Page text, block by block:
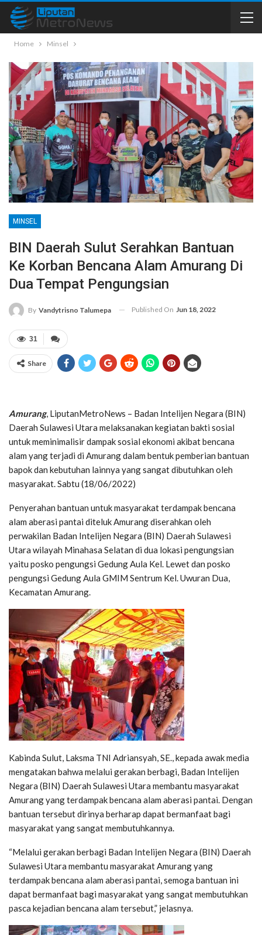
Home Minsel
MINSEL
BIN Daerah Sulut Serahkan Bantuan
Ke Korban Bencana Alam Amurang Di
Dua Tempat Pengungsian
By Vandytrisno Talumepa Published On Jun 18, 2022
31
Share
Amurang, LiputanMetroNews – Badan Intelijen Negara (BIN)
Daerah Sulawesi Utara melaksanakan kegiatan bakti sosial
untuk meminimalisir dampak sosial ekonomi akibat bencana
alam yang terjadi di Amurang dalam bentuk pemberian bantuan
bapok dan kebutuhan lainnya yang sangat dibutuhkan oleh
masyarakat. Sabtu (18/06/2022)
Penyerahan bantuan untuk masyarakat terdampak bencana
alam aberasi pantai diteluk Amurang diserahkan oleh
perwakilan Badan Intelijen Negara (BIN) Daerah Sulawesi
Utara wilayah Minahasa Selatan di dua lokasi pengungsian
yaitu posko pengungsi Gedung Aula Kel. Lewet dan posko
pengungsi Gedung Aula GMIM Sentrum Kel. Uwuran Dua,
Kecamatan Amurang.
Kabinda Sulut, Laksma TNI Adriansyah, SE., kepada awak media
mengatakan bahwa melalui gerakan berbagi, Badan Intelijen
Negara (BIN) Daerah Sulawesi Utara membantu masyarakat
Amurang yang terdampak bencana alam aberasi pantai. Dengan
bantuan tersebut dirinya berharap dapat bermanfaat bagi
masyarakat yang sangat membutuhkannya.
“Melalui gerakan berbagi Badan Intelijen Negara (BIN) Daerah
Sulawesi Utara membantu masyarakat Amurang yang
terdampak bencana alam aberasi pantai, semoga bantuan ini
dapat bermanfaat bagi masyarakat yang sangat membutuhkan
pasca kejadian bencana alam tersebut,” jelasnya.